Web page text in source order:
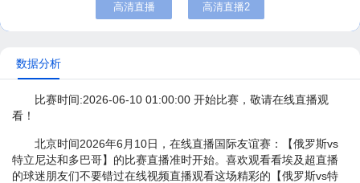
高清直播 高清直播2
数据分析
比赛时间:2026-06-10 01:00:00 开始比赛，敬请在线直播观
看！
北京时间2026年6月10日，在线直播国际友谊赛：【俄罗斯vs
特立尼达和多巴哥】的比赛直播准时开始。喜欢观看看埃及超直播
的球迷朋友们不要错过在线视频直播观看这场精彩的【俄罗斯vs特